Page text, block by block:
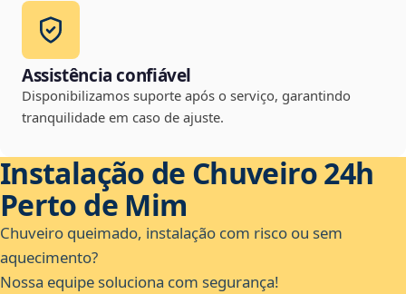
Assistência confiável
Disponibilizamos suporte após o serviço, garantindo
tranquilidade em caso de ajuste.
Instalação de Chuveiro 24h
Perto de Mim
Chuveiro queimado, instalação com risco ou sem
aquecimento?
Nossa equipe soluciona com segurança!